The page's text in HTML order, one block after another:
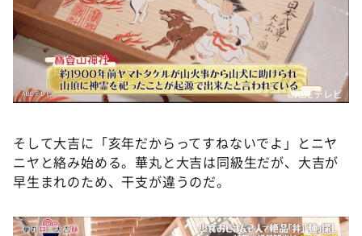
©️ABCテレビ
そして大吉に「亥年だからってすねないでよ」とニヤ
ニヤと絡み始める。華丸と大吉は同級生だが、大吉が
早生まれのため、干支が違うのだ。